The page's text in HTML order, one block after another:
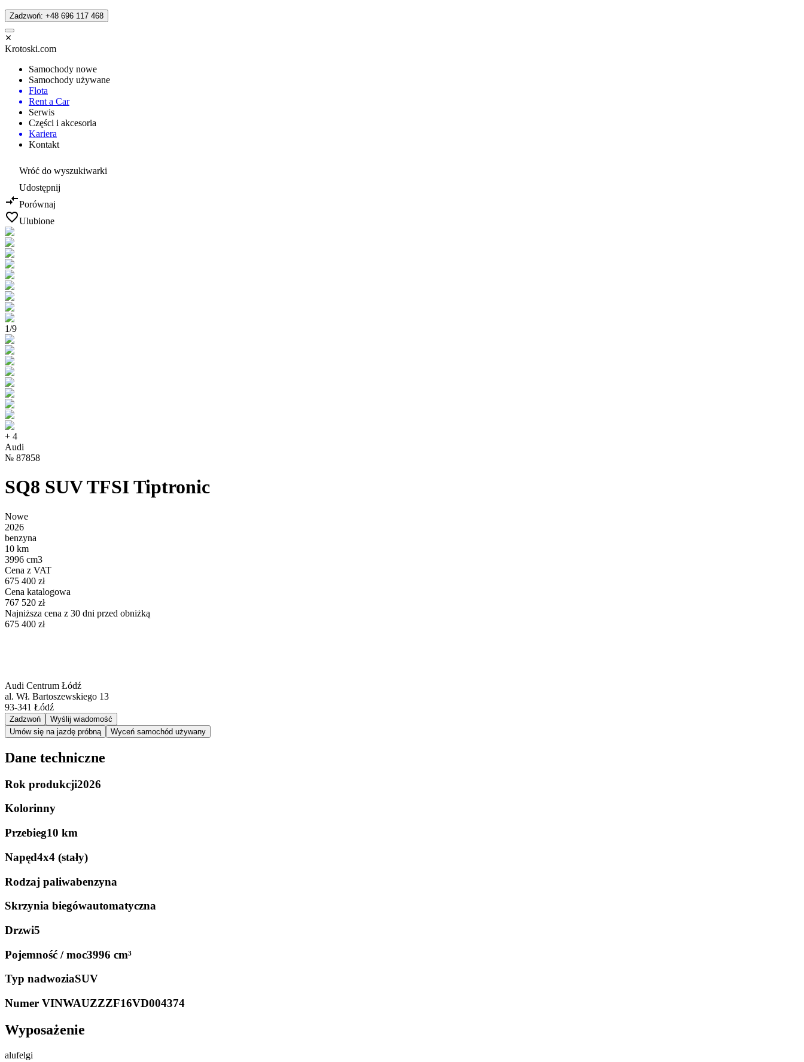
Zadzwoń: +48 696 117 468
Krotoski.com
Samochody nowe
Samochody używane
Flota
Rent a Car
Serwis
Części i akcesoria
Kariera
Kontakt
Wróć do wyszukiwarki
Udostępnij
Porównaj
Ulubione
1/9
+ 4
Audi
№ 87858
SQ8 SUV TFSI Tiptronic
Nowe
2026
benzyna
10 km
3996 cm3
Cena z VAT
675 400 zł
Cena katalogowa
767 520 zł
Najniższa cena z 30 dni przed obniżką
675 400 zł
Audi Centrum Łódź
al. Wł. Bartoszewskiego 13
93-341 Łódź
Zadzwoń
Wyślij wiadomość
Umów się na jazdę próbną
Wyceń samochód używany
Dane techniczne
Rok produkcji2026
Kolorinny
Przebieg10 km
Napęd4x4 (stały)
Rodzaj paliwabenzyna
Skrzynia biegówautomatyczna
Drzwi5
Pojemność / moc3996 cm³
Typ nadwoziaSUV
Numer VINWAUZZZF16VD004374
Wyposażenie
alufelgi